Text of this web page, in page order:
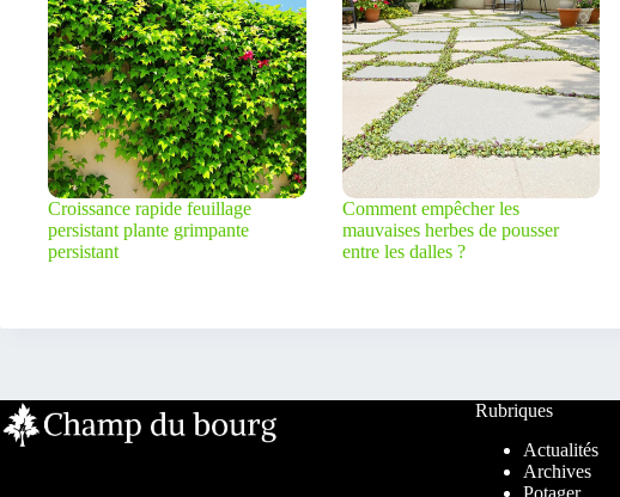
Croissance rapide feuillage
persistant plante grimpante
persistant
Comment empêcher les
mauvaises herbes de pousser
entre les dalles ?
Rubriques
Actualités
Archives
Potager